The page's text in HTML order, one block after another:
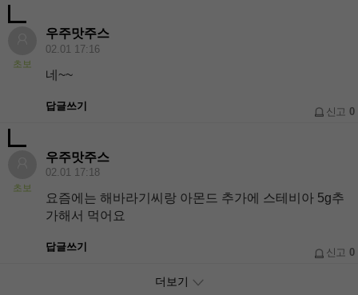
초보
우주맛주스
02.01 17:16
네~~
답글쓰기 신고 0
초보
우주맛주스
02.01 17:18
요즘에는 해바라기씨랑 아몬드 추가에 스테비아 5g추
가해서 먹어요
답글쓰기 신고 0
더보기